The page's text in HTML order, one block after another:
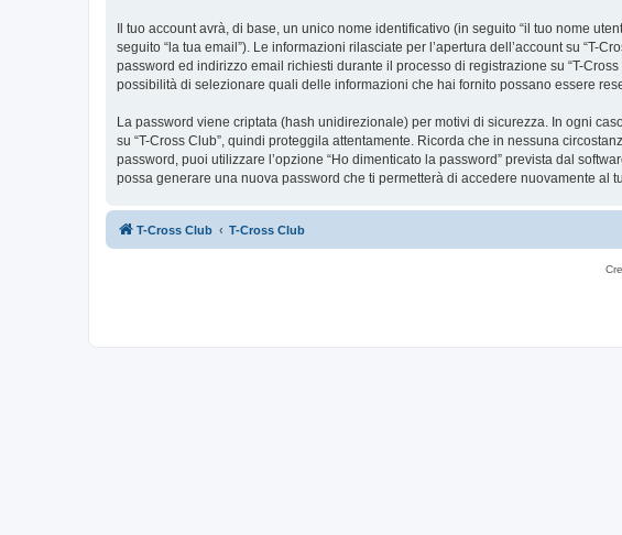
Il tuo account avrà, di base, un unico nome identificativo (in seguito “il tuo nome
seguito “la tua email”). Le informazioni rilasciate per l’apertura dell’account su “T-
password ed indirizzo email richiesti durante il processo di registrazione su “T-
possibilità di selezionare quali delle informazioni che hai fornito possano essere
La password viene criptata (hash unidirezionale) per motivi di sicurezza. In ogni
su “T-Cross Club”, quindi proteggila attentamente. Ricorda che in nessuna
password, puoi utilizzare l’opzione “Ho dimenticato la password” prevista dal
possa generare una nuova password che ti permetterà di accedere nuovamente al
T-Cross Club T-Cross Club